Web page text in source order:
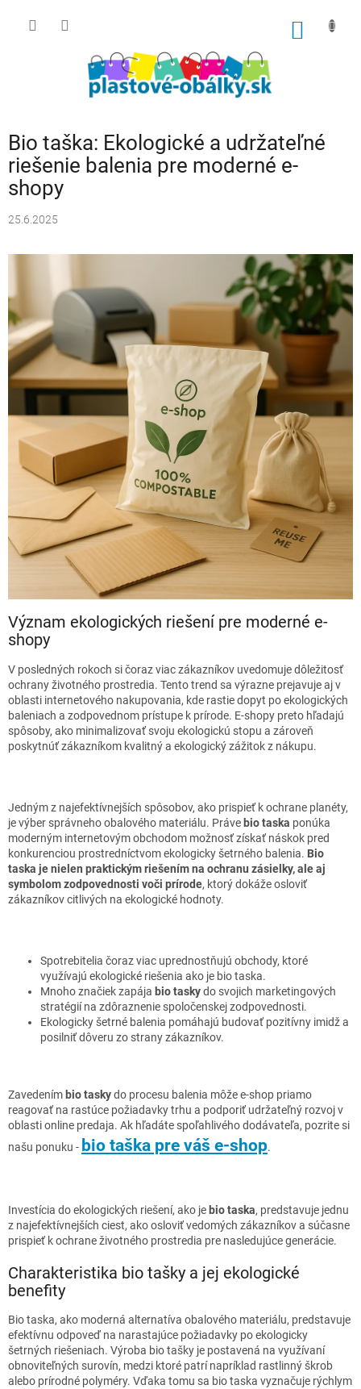
Bio taška: Ekologické a udržateľné
riešenie balenia pre moderné e-
shopy
25.6.2025
Význam ekologických riešení pre moderné e-
shopy
V posledných rokoch si čoraz viac zákazníkov uvedomuje dôležitosť
ochrany životného prostredia. Tento trend sa výrazne prejavuje aj v
oblasti internetového nakupovania, kde rastie dopyt po ekologických
baleniach a zodpovednom prístupe k prírode. E-shopy preto hľadajú
spôsoby, ako minimalizovať svoju ekologickú stopu a zároveň
poskytnúť zákazníkom kvalitný a ekologický zážitok z nákupu.
Jedným z najefektívnejších spôsobov, ako prispieť k ochrane planéty,
je výber správneho obalového materiálu. Právebio taska ponúka
moderným internetovým obchodom možnosť získať náskok pred
konkurenciou prostredníctvom ekologicky šetrného balenia. Bio
taska je nielen praktickým riešením na ochranu zásielky, ale aj
symbolom zodpovednosti voči prírode, ktorý dokáže osloviť
zákazníkov citlivých na ekologické hodnoty.
Spotrebitelia čoraz viac uprednostňujú obchody, ktoré
využívajú ekologické riešenia ako je bio taska.
Mnoho značiek zapája bio taskydo svojich marketingových
stratégií na zdôraznenie spoločenskej zodpovednosti.
Ekologicky šetrné balenia pomáhajú budovať pozitívny imidž a
posilniť dôveru zo strany zákazníkov.
Zavedenímbio taskydo procesu balenia môže e-shop priamo
reagovať na rastúce požiadavky trhu a podporiť udržateľný rozvoj v
oblasti online predaja. Ak hľadáte spoľahlivého dodávateľa, pozrite si
našu ponuku - bio taška pre váš e-shop.
Investícia do ekologických riešení, ako jebio taska, predstavuje jednu
z najefektívnejších ciest, ako osloviť vedomých zákazníkov a súčasne
prispieť k ochrane životného prostredia pre nasledujúce generácie.
Charakteristika bio tašky a jej ekologické
benefity
Bio taska, ako moderná alternatíva obalového materiálu, predstavuje
efektívnu odpoveď na narastajúce požiadavky po ekologicky
šetrných riešeniach. Výroba bio tašky je postavená na využívaní
obnoviteľných surovín, medzi ktoré patrí napríklad rastlinný škrob
alebo prírodné polyméry. Vďaka tomu sa bio taska vyznačuje rýchlym